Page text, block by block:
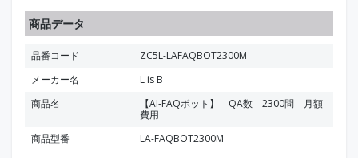
商品データ
品番コード
ZC5L-LAFAQBOT2300M
メーカー名
L is B
商品名
【AI-FAQボット】 QA数 2300問 月額
費用
商品型番
LA-FAQBOT2300M